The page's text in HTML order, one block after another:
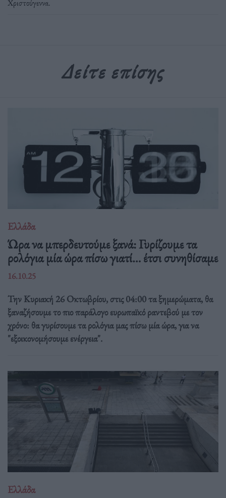
Χριστούγεννα.
Δείτε επίσης
Ελλάδα
Ώρα να μπερδευτούμε ξανά: Γυρίζουμε τα
ρολόγια μία ώρα πίσω γιατί… έτσι συνηθίσαμε
16.10.25
Την Κυριακή 26 Οκτωβρίου, στις 04:00 τα ξημερώματα, θα
ξαναζήσουμε το πιο παράλογο ευρωπαϊκό ραντεβού με τον
χρόνο: θα γυρίσουμε τα ρολόγια μας πίσω μία ώρα, για να
"εξοικονομήσουμε ενέργεια".
Ελλάδα